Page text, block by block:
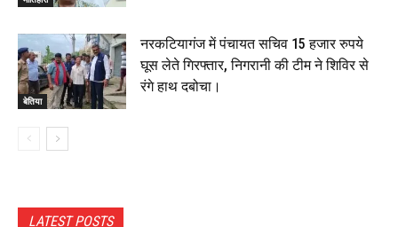
बेतिया
नरकटियागंज में पंचायत सचिव 15 हजार रुपये
घूस लेते गिरफ्तार, निगरानी की टीम ने शिविर से
रंगे हाथ दबोचा।
LATEST POSTS